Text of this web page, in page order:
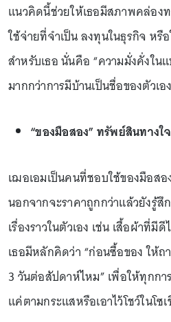
แนวคิดนี้ช่วยให้เธอมีสภาพคล่อง
ใช้จ่ายที่จำเป็น ลงทุนในธุรกิจ ห
สำหรับเธอ นั่นคือ “ความมั่งคั่งใน
มากกว่าการมีบ้านเป็นชื่อของตัวเ
“ของมือสอง” ทรัพย์สินทาง
เฌอเอมเป็นคนที่ชอบใช้ของมือสอ
นอกจากจะราคาถูกกว่าแล้วยังรู้
เรื่องราวในตัวเอง เช่น เสื้อผ้าที่มี
เธอมีหลักคิดว่า “ก่อนซื้อของ ให้ถ
3 วันต่อสัปดาห์ไหม” เพื่อให้ทุกก
แค่ตามกระแสหรือเอาไว้โชว์ในโซ